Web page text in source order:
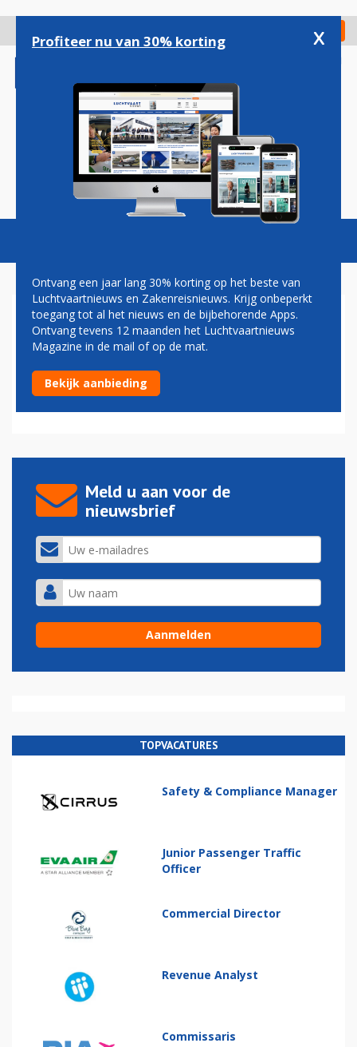
gaan
Check in
Magazine Podcasts Vacatures
AMC
RIVM: kinderen rondom Schiphol meer last van longen
27-06-2019 - 15:48
Meld u aan voor de
nieuwsbrief
TOPVACATURES
Safety & Compliance Manager
Junior Passenger Traffic
Officer
Commercial Director
Revenue Analyst
Commissaris
Profiteer nu van 30% korting x
Ontvang een jaar lang 30% korting op het beste van
Luchtvaartnieuws en Zakenreisnieuws. Krijg onbeperkt
toegang tot al het nieuws en de bijbehorende Apps.
Ontvang tevens 12 maanden het Luchtvaartnieuws
Magazine in de mail of op de mat.
Bekijk aanbieding